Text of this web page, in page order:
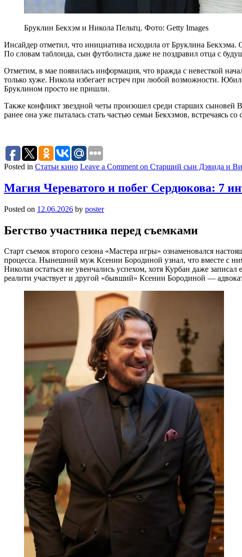
Бруклин Бекхэм и Никола Пельтц. Фото: Getty Images
Инсайдер отметил, что инициатива исходила от Бруклина
По словам таблоида, сын футболиста даже не поздравил отца с
Отметим, в мае появилась информация, что вражда с невесткой
только хуже. Никола избегает встреч при любой возможности.
Бруклином просто не пришли.
Также конфликт звездной четы произошел среди старших сыновей
ранее она уже пыталась стать частью семьи Бекхэмов, встречаясь
Posted in Статьи кино Leave a Comment on Старший сын Дэвида и
Магия Череватого и побег Сердюкова: 7
Posted on 12.06.2026 by poster
Бегство участника перед съемками
Старт съемок второго сезона «Мастера игры» ознаменовался
процесса. Нынешний муж Ксении Бородиной узнал, что вместе с
Николая остаться не увенчались успехом, хотя Курбан даже
реалити участвует и другой «бывший» Ксении Бородиной —